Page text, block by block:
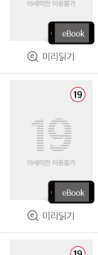
미리읽기
미리읽기